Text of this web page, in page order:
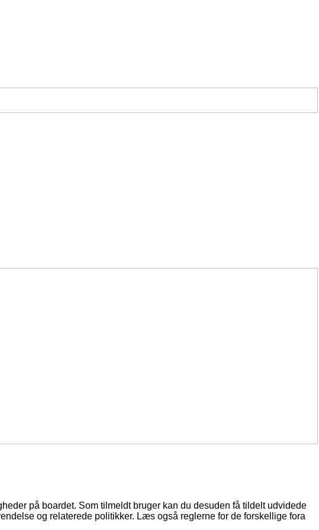
på boardet. Som tilmeldt bruger kan du desuden få tildelt udvidede
og relaterede politikker. Læs også reglerne for de forskellige fora